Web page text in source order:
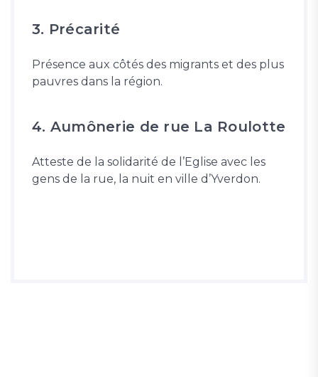
3. Précarité
Présence aux côtés des migrants et des plus
pauvres dans la région.
4. Aumônerie de rue La Roulotte
Atteste de la solidarité de l’Eglise avec les
gens de la rue, la nuit en ville d’Yverdon.